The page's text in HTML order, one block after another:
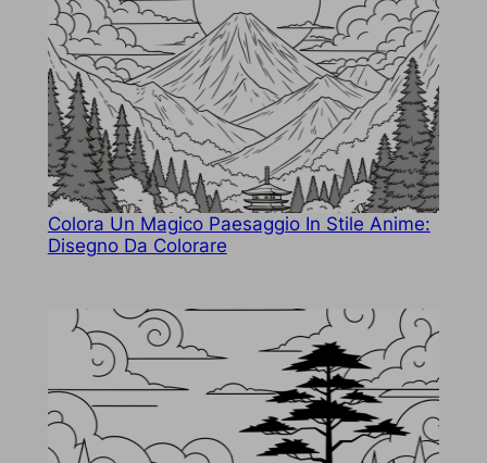
Colora Un Magico Paesaggio In Stile Anime:
Disegno Da Colorare